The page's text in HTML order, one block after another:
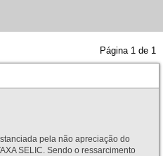
Página 1 de 1
pela não apreciação do
SELIC. Sendo o ressarcimento